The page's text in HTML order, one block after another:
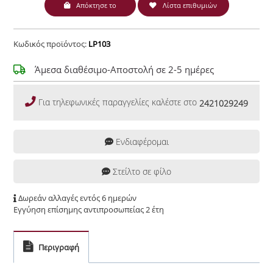
Απόκτησε το Λίστα επιθυμιών
Κωδικός προϊόντος: LP103
Άμεσα διαθέσιμο-Αποστολή σε 2-5 ημέρες
Για τηλεφωνικές παραγγελίες καλέστε στο 2421029249
Ενδιαφέρομαι
Στείλτο σε φίλο
Δωρεάν αλλαγές εντός 6 ημερών
Εγγύηση επίσημης αντιπροσωπείας 2 έτη
Περιγραφή